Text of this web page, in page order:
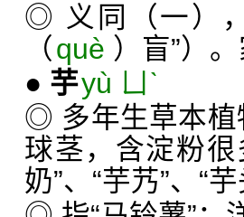
◎ 义同（一）
（què ）盲”）。
● 芋yù ㄩˋ
◎ 多年生草本植
球茎，含淀粉
奶”、“芋艿”、“芋